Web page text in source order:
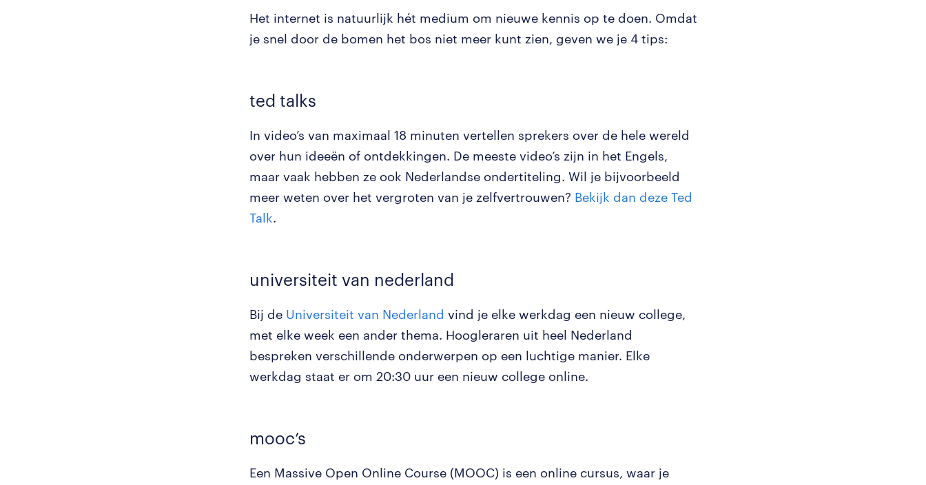
Het internet is natuurlijk hét medium om nieuwe kennis op te doen. Omdat
je snel door de bomen het bos niet meer kunt zien, geven we je 4 tips:
ted talks
In video’s van maximaal 18 minuten vertellen sprekers over de hele wereld
over hun ideeën of ontdekkingen. De meeste video’s zijn in het Engels,
maar vaak hebben ze ook Nederlandse ondertiteling. Wil je bijvoorbeeld
meer weten over het vergroten van je zelfvertrouwen? Bekijk dan deze Ted
Talk.
universiteit van nederland
Bij de Universiteit van Nederland vind je elke werkdag een nieuw college,
met elke week een ander thema. Hoogleraren uit heel Nederland
bespreken verschillende onderwerpen op een luchtige manier. Elke
werkdag staat er om 20:30 uur een nieuw college online.
mooc’s
Een Massive Open Online Course (MOOC) is een online cursus, waar je